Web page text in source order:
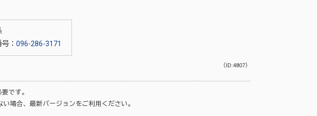
： 096-286-3171
（ID:4807）
です。
場合、最新バージョンをご利用ください。